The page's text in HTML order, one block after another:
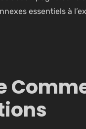
essentiels à